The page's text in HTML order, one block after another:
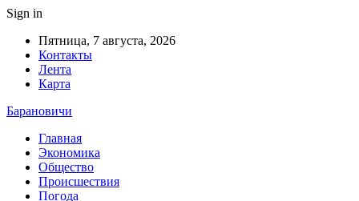
Sign in
Пятница, 7 августа, 2026
Контакты
Лента
Карта
Барановичи
Главная
Экономика
Общество
Происшествия
Погода